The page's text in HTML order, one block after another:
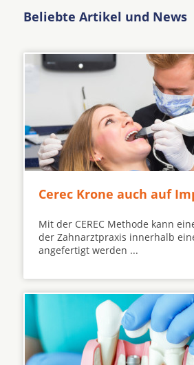
Beliebte Artikel und News
Cerec Krone auch auf
Mit der CEREC Methode kann
der Zahnarztpraxis innerhalb
angefertigt werden ...